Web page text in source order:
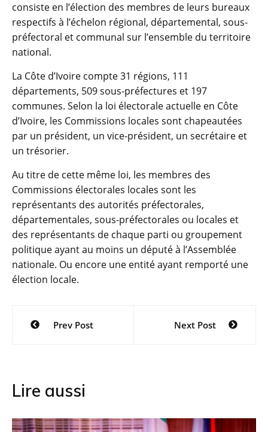
consiste en l’élection des membres de leurs bureaux
respectifs à l’échelon régional, départemental, sous-
préfectoral et communal sur l’ensemble du territoire
national.
La Côte d’Ivoire compte 31 régions, 111
départements, 509 sous-préfectures et 197
communes. Selon la loi électorale actuelle en Côte
d’Ivoire, les Commissions locales sont chapeautées
par un président, un vice-président, un secrétaire et
un trésorier.
Au titre de cette même loi, les membres des
Commissions électorales locales sont les
représentants des autorités préfectorales,
départementales, sous-préfectorales ou locales et
des représentants de chaque parti ou groupement
politique ayant au moins un député à l’Assemblée
nationale. Ou encore une entité ayant remporté une
élection locale.
Navigation
Prev Post Next Post
Lire aussi